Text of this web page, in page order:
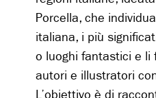
Porcella, che
italiana, i più
o luoghi fantastici e li
autori e illustratori
L’obiettivo è di